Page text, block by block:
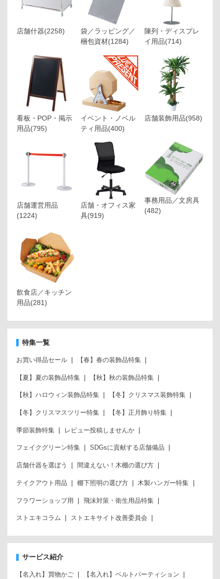
店舗什器(2258)
袋／ラッピング／
梱包資材(1284)
陳列・ディスプレ
イ用品(714)
看板・POP・掲示
用品(795)
イベント・ノベル
ティ用品(400)
店舗装飾用品(958)
店舗運営用品
(1224)
店舗・オフィス家
具(919)
事務用品／文房具
(482)
飲食店／キッチン
用品(281)
特集一覧
お買い得品セール 【春】春の装飾品特集
【夏】夏の装飾品特集 【秋】秋の装飾品特集
【秋】ハロウィン装飾品特集 【冬】クリスマス装飾特集
【冬】クリスマスツリー特集 【冬】正月飾り特集
季節装飾特集 レビュー投稿しませんか
フェイクグリーン特集 SDGsに貢献する店舗備品
店舗什器を選ぼう 間違えない！木棚の選び方
テイクアウト用品 棚下照明の選び方 木製ハンガー特集
フラワーショップ用 飛沫対策・衛生用品特集
ストエキコラム ストエキサイト改善委員会
サービス紹介
【名入れ】買物かご 【名入れ】ベルトパーティション